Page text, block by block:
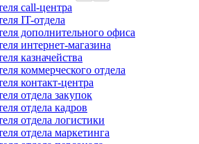
call-центра
IT-отдела
дополнительного офиса
интернет-магазина
казначейства
коммерческого отдела
контакт-центра
отдела закупок
отдела кадров
отдела логистики
отдела маркетинга